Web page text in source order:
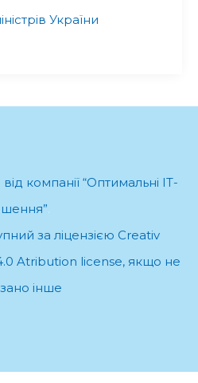
України
компанії “Оптимальні ІТ-
.
за ліцензією Creativ
Atribution license, якщо не
інше